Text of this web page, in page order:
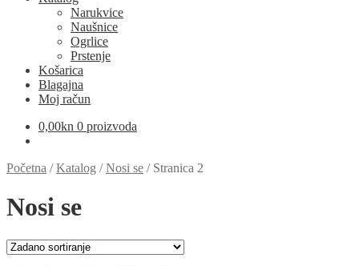
Narukvice
Naušnice
Ogrlice
Prstenje
Košarica
Blagajna
Moj račun
0,00kn 0 proizvoda
Početna /Katalog /Nosi se / Stranica 2
Nosi se